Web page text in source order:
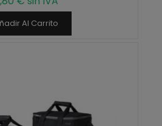
Al Carrito